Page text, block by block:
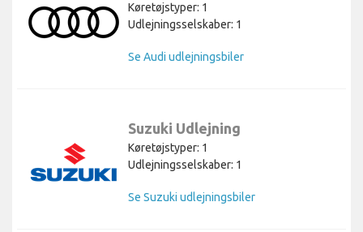
Køretøjstyper: 1
Udlejningsselskaber: 1
Se Audi udlejningsbiler
Suzuki Udlejning
Køretøjstyper: 1
Udlejningsselskaber: 1
Se Suzuki udlejningsbiler